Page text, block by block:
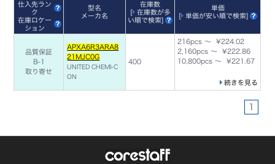
仕入先ラン
ク
在庫ロケー
ション
型名
メーカ名
在庫数
[
在庫数が多
い順で検索]
単価
[
単価が安い順で検索]
品質保証
B-1
取り寄せ
APXA6R3ARA8
21MJC0G
UNITED CHEMI-C
ON
400
216pcs ～ ¥224.02
2,160pcs ～ ¥222.86
10,800pcs ～ ¥221.67
続きを見る
1